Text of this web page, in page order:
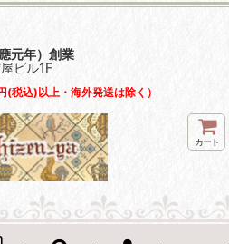
年）創業
ビル1F
(税込)以上・海外発送は除く）
カート